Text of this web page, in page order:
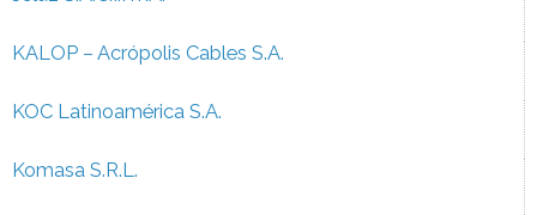
KALOP – Acrópolis Cables S.A.
KOC Latinoamérica S.A.
Komasa S.R.L.